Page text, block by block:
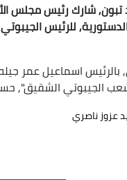
تبون, شارك رئيس مجلس
للرئيس
اسماعيل عمر
الجيبوتي الشقيق",
عزوز ناصري